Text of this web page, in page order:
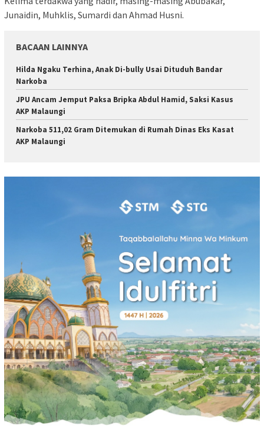
Junaidin, Muhklis, Sumardi dan Ahmad Husni.
BACAAN LAINNYA
Hilda Ngaku Terhina, Anak Di-bully Usai Dituduh Bandar
Narkoba
JPU Ancam Jemput Paksa Bripka Abdul Hamid, Saksi Kasus
AKP Malaungi
Narkoba 511,02 Gram Ditemukan di Rumah Dinas Eks Kasat
AKP Malaungi